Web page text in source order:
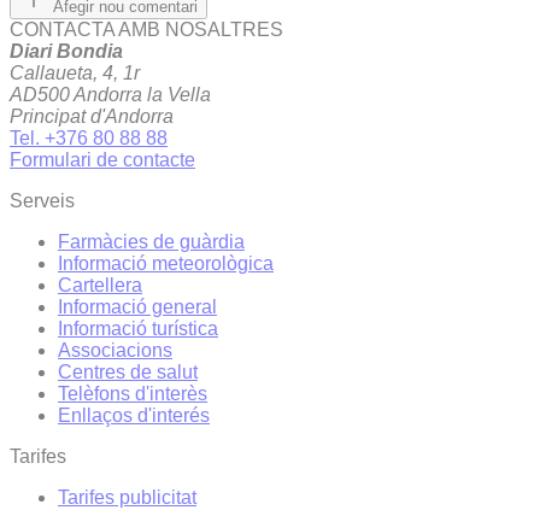
Afegir nou comentari
CONTACTA AMB NOSALTRES
Diari Bondia
Callaueta, 4, 1r
AD500 Andorra la Vella
Principat d'Andorra
Tel. +376 80 88 88
Formulari de contacte
Serveis
Farmàcies de guàrdia
Informació meteorològica
Cartellera
Informació general
Informació turística
Associacions
Centres de salut
Telèfons d'interès
Enllaços d'interés
Tarifes
Tarifes publicitat